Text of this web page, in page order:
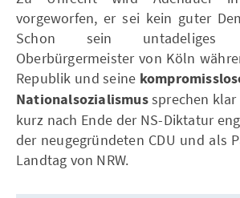
vorgeworfen, er sei kein guter
Schon sein untadeliges
Oberbürgermeister von Köln
Republik und seine
Nationalsozialismussprechen klar
kurz nach Ende der NS-Diktatur
der neugegründeten CDU und als
Landtag von NRW.